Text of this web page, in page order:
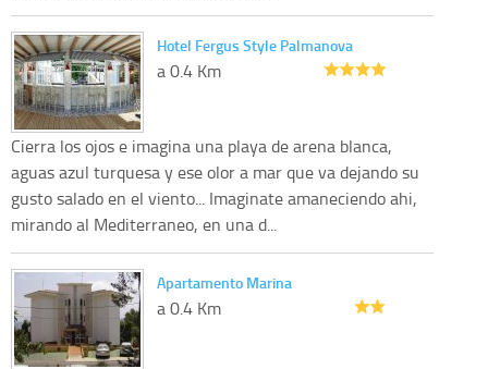
Hotel Fergus Style Palmanova
a 0.4 Km
Cierra los ojos e imagina una playa de arena blanca,
aguas azul turquesa y ese olor a mar que va dejando su
gusto salado en el viento... Imaginate amaneciendo ahi,
mirando al Mediterraneo, en una d...
Apartamento Marina
a 0.4 Km